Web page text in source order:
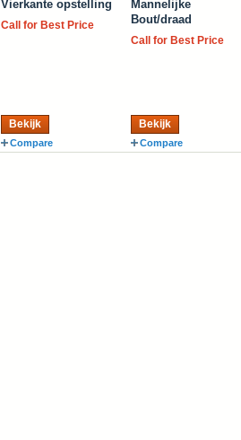
Vierkante opstelling
Call for Best Price
Bekijk
Compare
Mannelijke
Bout/draad
Call for Best Price
Bekijk
Compare